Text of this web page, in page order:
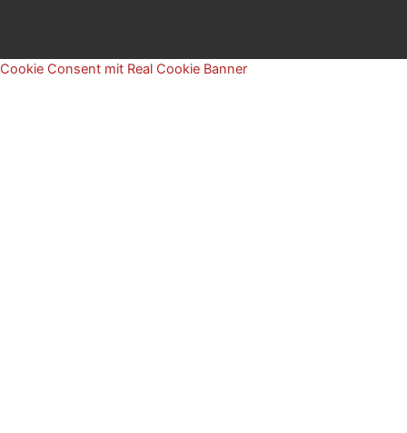
Cookie Consent mit Real Cookie Banner